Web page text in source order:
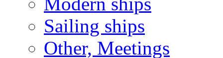
Sailing ships
Other, Meetings